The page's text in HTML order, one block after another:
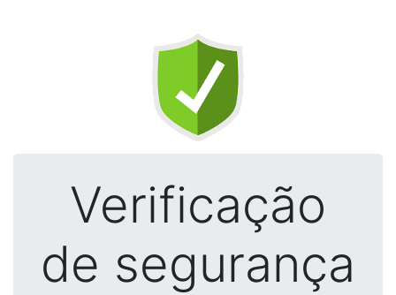
Verificação
de segurança